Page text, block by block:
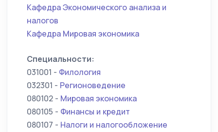
Кафедра Экономического анализа и
налогов
Кафедра Мировая экономика
Специальности:
031001 - Филология
032301 - Регионоведение
080102 - Мировая экономика
080105 - Финансы и кредит
080107 - Налоги и налогообложение